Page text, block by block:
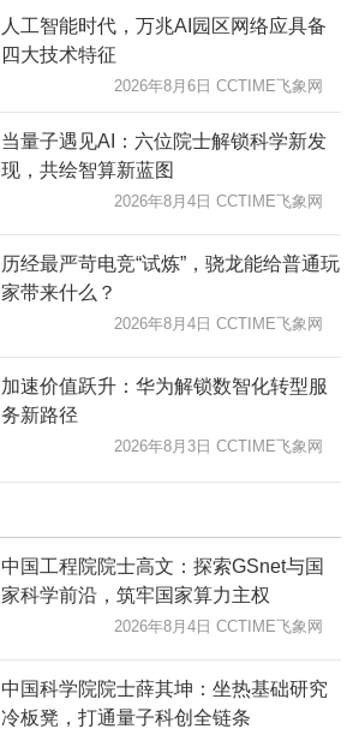
人工智能时代，万兆AI园区网络应具备
四大技术特征
2026年8月6日 CCTIME飞象网
当量子遇见AI：六位院士解锁科学新发
现，共绘智算新蓝图
2026年8月4日 CCTIME飞象网
历经最严苛电竞“试炼”，骁龙能给普通玩
家带来什么？
2026年8月4日 CCTIME飞象网
加速价值跃升：华为解锁数智化转型服
务新路径
2026年8月3日 CCTIME飞象网
中国工程院院士高文：探索GSnet与国
家科学前沿，筑牢国家算力主权
2026年8月4日 CCTIME飞象网
中国科学院院士薛其坤：坐热基础研究
冷板凳，打通量子科创全链条